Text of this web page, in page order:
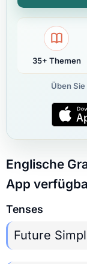
35+ Themen
Üben
Englische
App
Tenses
Future